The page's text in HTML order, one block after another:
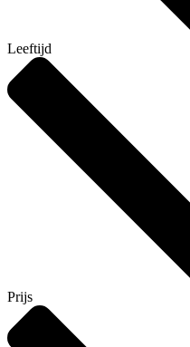
Leeftijd
Prijs